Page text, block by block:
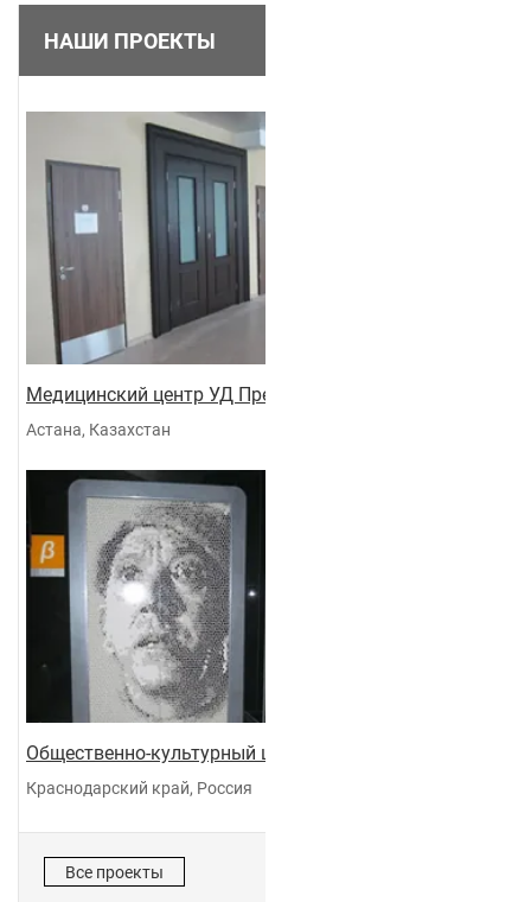
НАШИ ПРОЕКТЫ
Медицинский центр УД Президента
Астана, Казахстан
Общественно-культурный центр "Галактика"
Краснодарский край, Россия
Все проекты